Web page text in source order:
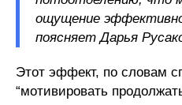
ощущение
поясняет Дарья
Этот эффект, по словам
“мотивировать